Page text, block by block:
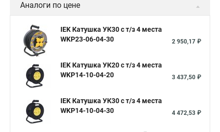
Аналоги по цене
IEK Катушка УК30 с т/з 4 места
WKP23-06-04-30
2 950,17 ₽
IEK Катушка УК20 с т/з 4 места
WKP14-10-04-20
3 437,50 ₽
IEK Катушка УК30 с т/з 4 места
WKP14-10-04-30
4 472,53 ₽